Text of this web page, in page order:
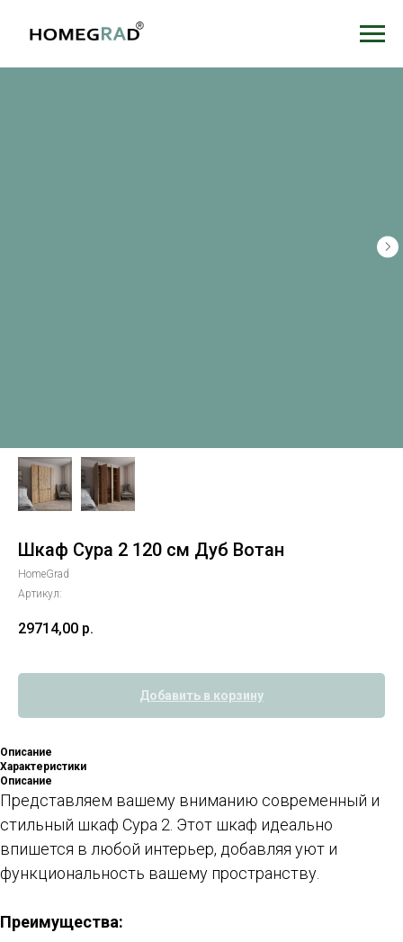
Шкаф Сура 2 120 см Дуб Вотан
HomeGrad
Артикул:
29714,00 р.
Добавить в корзину
Описание
Характеристики
Описание
Представляем вашему вниманию современный и
стильный шкаф Сура 2. Этот шкаф идеально
впишется в любой интерьер, добавляя уют и
функциональность вашему пространству.
Преимущества: